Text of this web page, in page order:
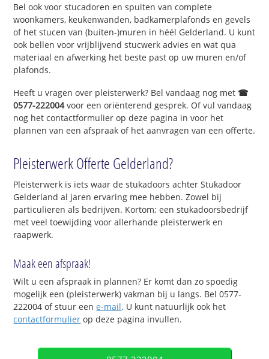
Bel ook voor stucadoren en spuiten van complete
woonkamers, keukenwanden, badkamerplafonds en gevels
of het stucen van (buiten-)muren in héél Gelderland. U kunt
ook bellen voor vrijblijvend stucwerk advies en wat qua
materiaal en afwerking het beste past op uw muren en/of
plafonds.
Heeft u vragen over pleisterwerk? Bel vandaag nog met ☎
0577-222004voor een oriënterend gesprek. Of vul vandaag
nog het contactformulier op deze pagina in voor het
plannen van een afspraak of het aanvragen van een offerte.
Pleisterwerk Offerte Gelderland?
Pleisterwerk is iets waar de stukadoors achter Stukadoor
Gelderland al jaren ervaring mee hebben. Zowel bij
particulieren als bedrijven. Kortom; een stukadoorsbedrijf
met veel toewijding voor allerhande pleisterwerk en
raapwerk.
Maak een afspraak!
Wilt u een afspraak in plannen? Er komt dan zo spoedig
mogelijk een (pleisterwerk) vakman bij u langs. Bel 0577-
222004 of stuur eene-mail. U kunt natuurlijk ook het
contactformulier op deze pagina invullen.